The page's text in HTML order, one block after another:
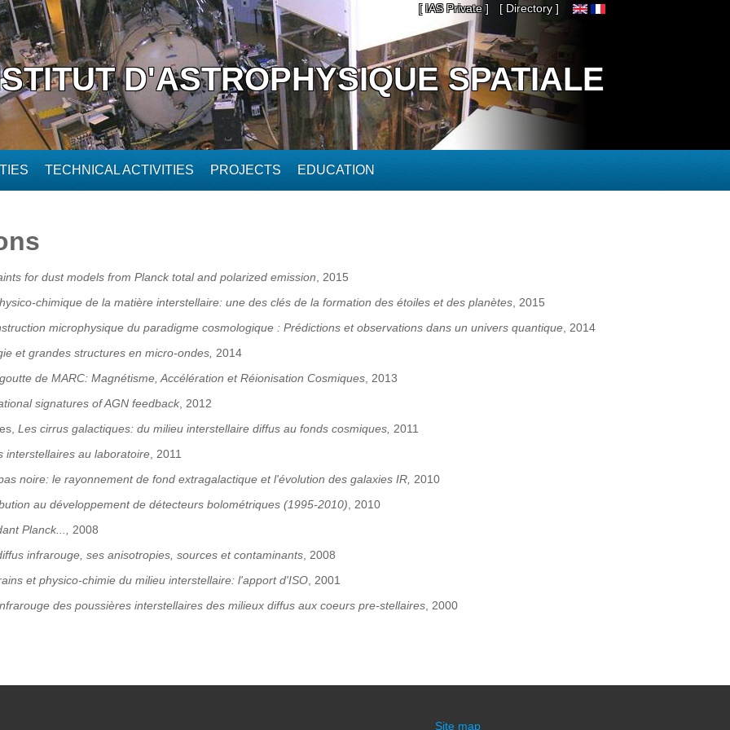
[ IAS Private ] [ Directory ]
D'ASTROPHYSIQUE SPATIALE
TECHNICAL ACTIVITIES PROJECTS EDUCATION
for dust models from Planck total and polarized emission , 2015
chimique de la matière interstellaire: une des clés de la formation des étoiles et des planètes , 2015
microphysique du paradigme cosmologique : Prédictions et observations dans un univers quantique , 2014
et grandes structures en micro-ondes, 2014
de MARC: Magnétisme, Accélération et Réionisation Cosmiques , 2013
signatures of AGN feedback , 2012
Les cirrus galactiques: du milieu interstellaire diffus au fonds cosmiques, 2011
interstellaires au laboratoire , 2011
noire: le rayonnement de fond extragalactique et l'évolution des galaxies IR, 2010
au développement de détecteurs bolométriques (1995-2010) , 2010
Planck...,
2008
infrarouge, ses anisotropies, sources et contaminants , 2008
et physico-chimie du milieu interstellaire: l'apport d'ISO , 2001
des poussières interstellaires des milieux diffus aux coeurs pre-stellaires , 2000
Site map